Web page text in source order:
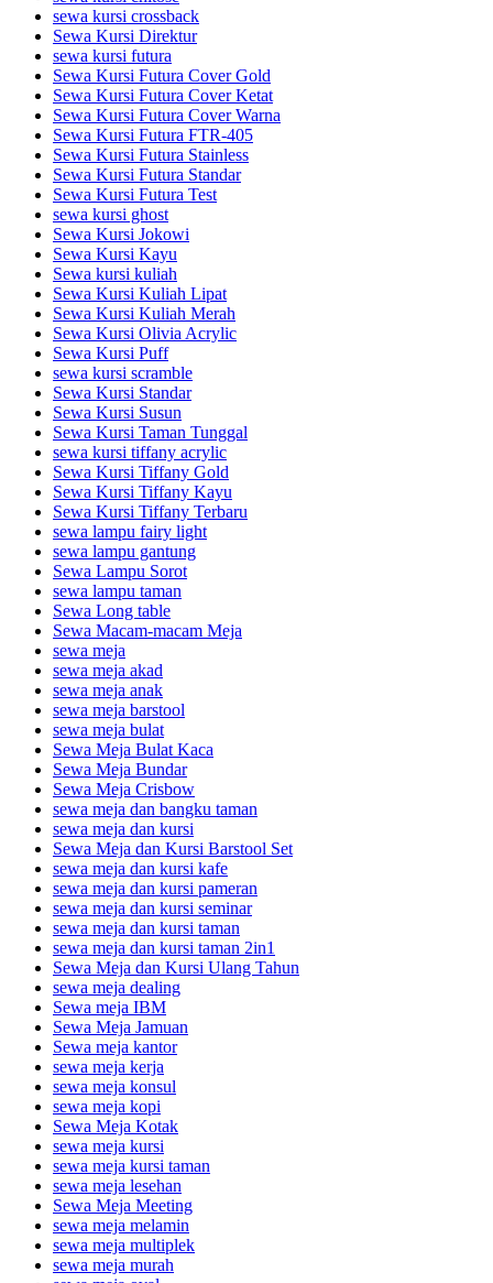
sewa kursi crossback
Sewa Kursi Direktur
sewa kursi futura
Sewa Kursi Futura Cover Gold
Sewa Kursi Futura Cover Ketat
Sewa Kursi Futura Cover Warna
Sewa Kursi Futura FTR-405
Sewa Kursi Futura Stainless
Sewa Kursi Futura Standar
Sewa Kursi Futura Test
sewa kursi ghost
Sewa Kursi Jokowi
Sewa Kursi Kayu
Sewa kursi kuliah
Sewa Kursi Kuliah Lipat
Sewa Kursi Kuliah Merah
Sewa Kursi Olivia Acrylic
Sewa Kursi Puff
sewa kursi scramble
Sewa Kursi Standar
Sewa Kursi Susun
Sewa Kursi Taman Tunggal
sewa kursi tiffany acrylic
Sewa Kursi Tiffany Gold
Sewa Kursi Tiffany Kayu
Sewa Kursi Tiffany Terbaru
sewa lampu fairy light
sewa lampu gantung
Sewa Lampu Sorot
sewa lampu taman
Sewa Long table
Sewa Macam-macam Meja
sewa meja
sewa meja akad
sewa meja anak
sewa meja barstool
sewa meja bulat
Sewa Meja Bulat Kaca
Sewa Meja Bundar
Sewa Meja Crisbow
sewa meja dan bangku taman
sewa meja dan kursi
Sewa Meja dan Kursi Barstool Set
sewa meja dan kursi kafe
sewa meja dan kursi pameran
sewa meja dan kursi seminar
sewa meja dan kursi taman
sewa meja dan kursi taman 2in1
Sewa Meja dan Kursi Ulang Tahun
sewa meja dealing
Sewa meja IBM
Sewa Meja Jamuan
Sewa meja kantor
sewa meja kerja
sewa meja konsul
sewa meja kopi
Sewa Meja Kotak
sewa meja kursi
sewa meja kursi taman
sewa meja lesehan
Sewa Meja Meeting
sewa meja melamin
sewa meja multiplek
sewa meja murah